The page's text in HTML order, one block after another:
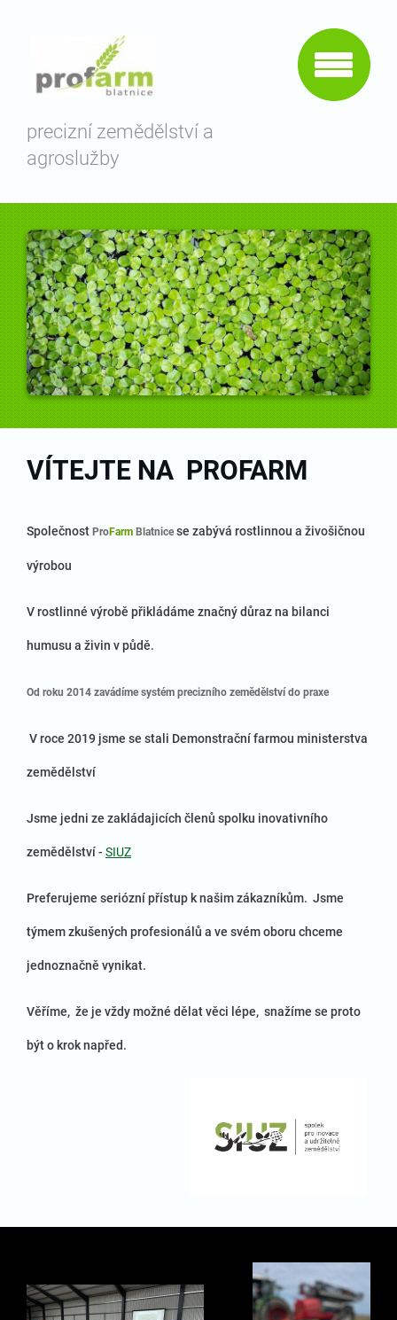
precizní zemědělství a
agroslužby
VÍTEJTE NA PROFARM
Společnost ProFarm Blatnicese zabývá rostlinnou a živošičnou
výrobou
V rostlinné výrobě přikládáme značný důraz na bilanci
humusu a živin v půdě.
Od roku 2014 zavádíme systém precizního zemědělství do praxe
V roce 2019 jsme se stali Demonstrační farmou ministerstva
zemědělství
Jsme jedni ze zakládajicích členů spolku inovativního
zemědělství - SIUZ
Preferujeme seriózní přístup k našim zákazníkům. Jsme
týmem zkušených profesionálů a ve svém oboru chceme
jednoznačně vynikat.
Věříme, že je vždy možné dělat věci lépe, snažíme se proto
být o krok napřed.